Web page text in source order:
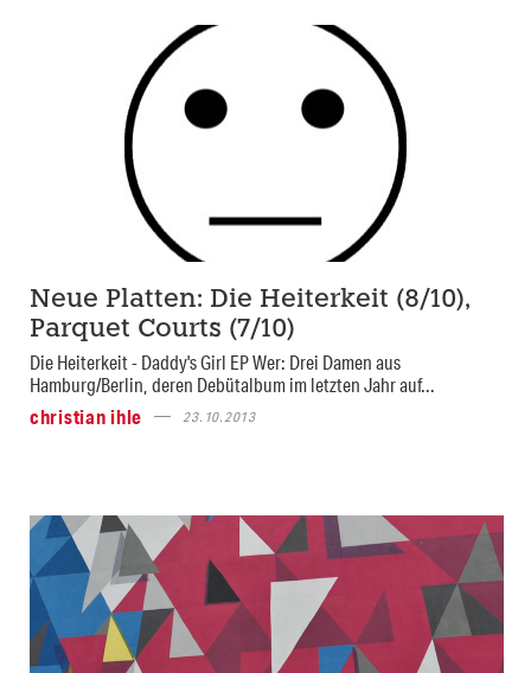
Neue Platten: Die Heiterkeit (8/10),
Parquet Courts (7/10)
Die Heiterkeit - Daddy's Girl EP Wer: Drei Damen aus
Hamburg/Berlin, deren Debütalbum im letzten Jahr auf...
christian ihle
23.10.2013